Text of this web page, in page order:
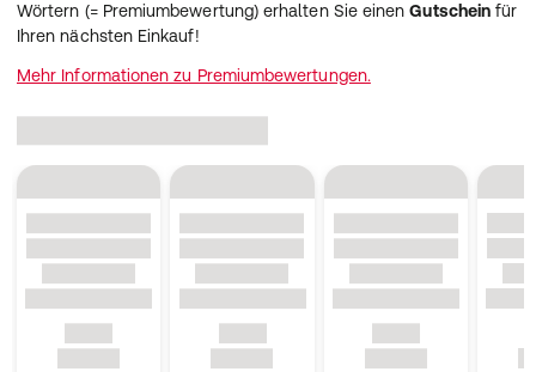
Wörtern (= Premiumbewertung) erhalten Sie einenGutschein für
Ihren nächsten Einkauf!
Mehr Informationen zu Premiumbewertungen.